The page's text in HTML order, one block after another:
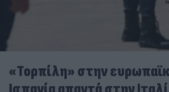
«Τορπίλη» στην